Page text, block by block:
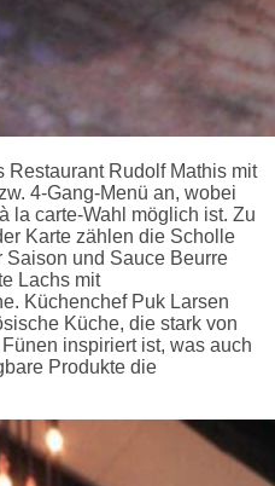
Restaurant Rudolf Mathis mit
4-Gang-Menü an, wobei
la carte-Wahl möglich ist. Zu
Karte zählen die Scholle
Saison und Sauce Beurre
Lachs mit
Küchenchef Puk Larsen
Küche, die stark von
inspiriert ist, was auch
Produkte die